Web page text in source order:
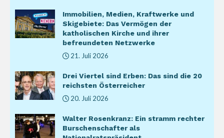
Immobilien, Medien, Kraftwerke und
Skigebiete: Das Vermögen der
katholischen Kirche und ihrer
befreundeten Netzwerke
21. Juli 2026
Drei Viertel sind Erben: Das sind die 20
reichsten Österreicher
20. Juli 2026
Walter Rosenkranz: Ein stramm rechter
Burschenschafter als